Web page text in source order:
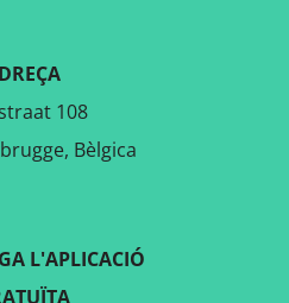
108
Bèlgica
L'APLICACIÓ